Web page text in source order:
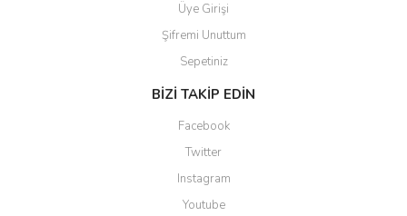
Üye Girişi
Şifremi Unuttum
Sepetiniz
BİZİ TAKİP EDİN
Facebook
Twitter
Instagram
Youtube